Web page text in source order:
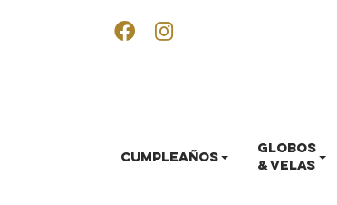
CUMPLEAÑOS
GLOBOS
& VELAS